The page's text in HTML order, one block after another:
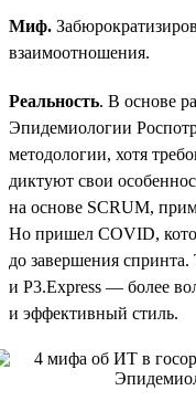
Миф.
взаимоотношения.
Реальность. В основе
Эпидемиологии
методологии, хотя
диктуют свои
на основе SCRUM,
Но пришел COVID,
до завершения
и P3.Express — более
и эффективный стиль.